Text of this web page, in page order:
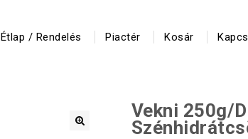
Étlap / Rendelés Piactér Kosár
Vekni 250g/